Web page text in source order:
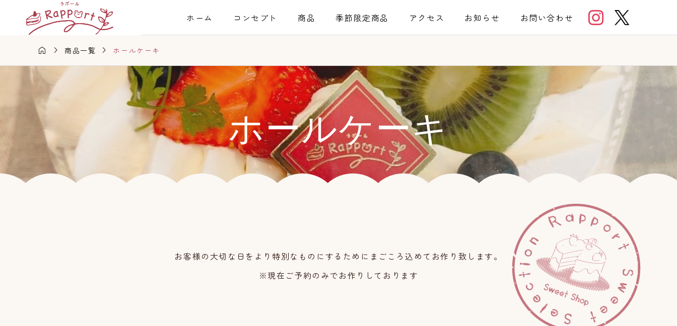
ホーム コンセプト 商品 季節限定商品 アクセス お知らせ お問い合わせ  
  商品一覧  ホールケーキ
ホールケーキ
お客様の大切な日をより特別なものにするためにまごころ込めてお作り致します。
※現在ご予約のみでお作りしております